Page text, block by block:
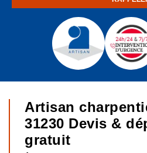
Artisan
31230 Devis &
gratuit